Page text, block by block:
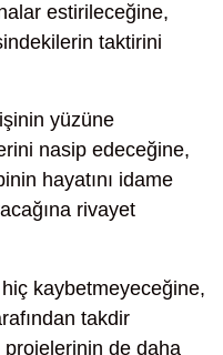
estirileceğine,
taktirini
yüzüne
nasip edeceğine,
hayatını idame
rivayet
kaybetmeyeceğine,
takdir
projelerinin de daha